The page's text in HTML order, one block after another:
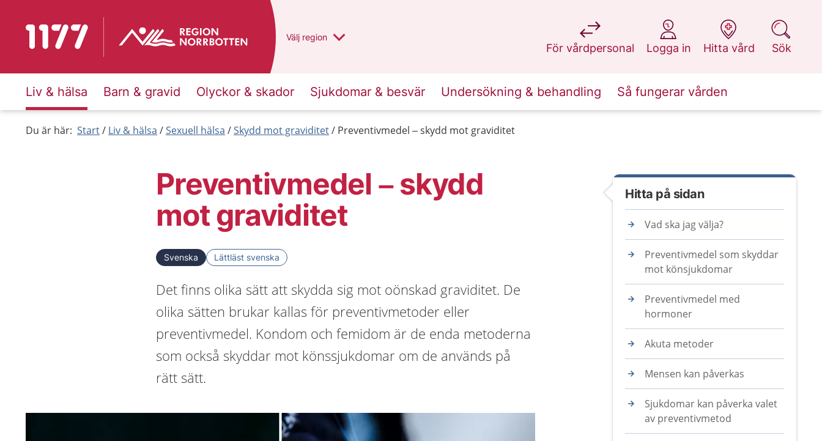
Till startsidan för 1177 Du har valt region
Välj en annan
region
För vårdpersonal
på 1177.se
Logga in
på 1177.se
Hitta vård
på 1177.se
Sök
på 1177.se
Liv & hälsa Barn & gravid Olyckor & skador Sjukdomar & besvär Undersökning & behandling Så fungerar vården
Du är här: Start Liv & hälsa Sexuell hälsa Skydd mot graviditet Preventivmedel – skydd mot graviditet
Preventivmedel – skydd
mot graviditet
Svenska Lättläst svenska
Det finns olika sätt att skydda sig mot oönskad graviditet. De
olika sätten brukar kallas för preventivmetoder eller
preventivmedel. Kondom och femidom är de enda metoderna
som också skyddar mot könssjukdomar om de används på
rätt sätt.
Hitta på sidan
Vad ska jag välja?
Preventivmedel som skyddar
mot könsjukdomar
Preventivmedel med
hormoner
Akuta metoder
Mensen kan påverkas
Sjukdomar kan påverka valet
av preventivmetod